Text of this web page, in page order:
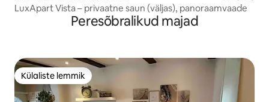
LuxApart Vista – privaatne saun (väljas), panoraamvaade
Peresõbralikud majad
Külaliste lemmik
Külaliste lemmik